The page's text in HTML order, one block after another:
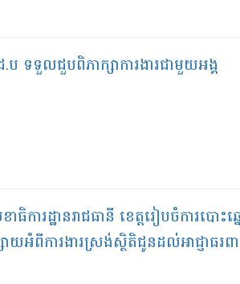
ប ទទួលជួបពិភាក្សាការងារជាមួយអង្គ
ការដ្ឋានរាជធានី ខេត្តរៀបចំការបោះឆ្
យអំពីការងារស្រង់ស្ថិតិជូនដល់អាជ្ញាធរព